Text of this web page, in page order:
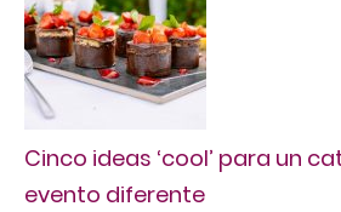
Cinco ideas ‘cool’ para un
evento diferente